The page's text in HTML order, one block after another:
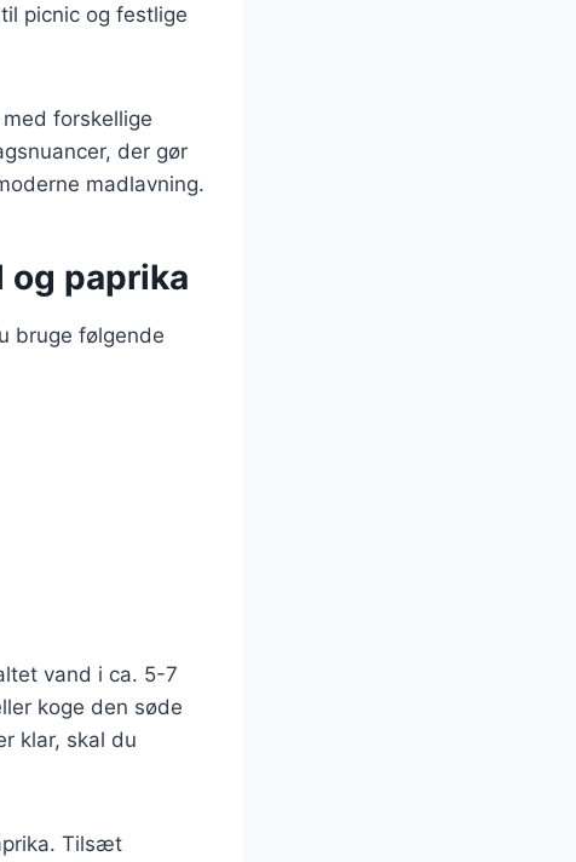
picnic og festlige
forskellige
der gør
madlavning.
paprika
bruge følgende
vand i ca. 5-7
koge den søde
klar, skal du
Tilsæt